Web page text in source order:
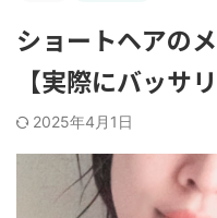
ショートヘアの
【実際にバッサ
2025年4月1日